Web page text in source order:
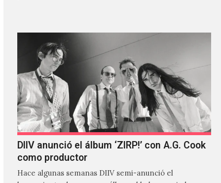
DIIV anunció el álbum ‘ZIRP!’ con A.G. Cook
como productor
Hace algunas semanas DIIV semi-anunció el